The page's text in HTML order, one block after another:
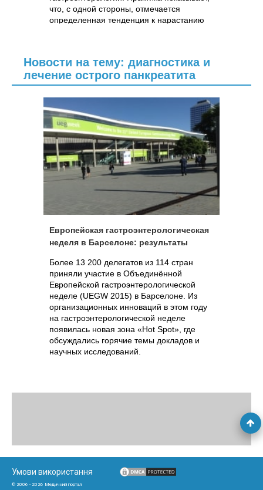
что, с одной стороны, отмечается
определенная тенденция к нарастанию
Новости на тему: диагностика и
лечение острого панкреатита
Европейская гастроэнтерологическая
неделя в Барселоне: результаты
Более 13 200 делегатов из 114 стран
приняли участие в Объединённой
Европейской гастроэнтерологической
неделе (UEGW 2015) в Барселоне. Из
организационных инноваций в этом году
на гастроэнтерологической неделе
появилась новая зона «Hot Spot», где
обсуждались горячие темы докладов и
научных исследований.
Умови використання
© 2006 - 2026 Медичний портал